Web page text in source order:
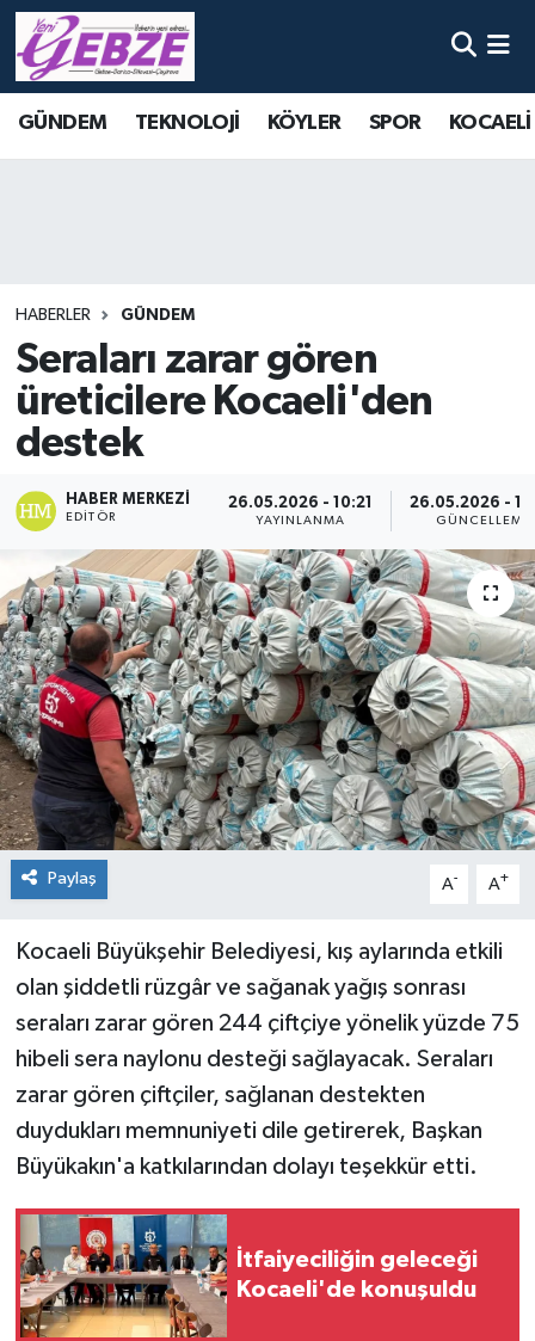
GÜNDEM TEKNOLOJİ KÖYLER SPOR
HABERLER GÜNDEM
Seraları zarar gören
üreticilere Kocaeli'den
destek
HABER MERKEZI
EDITÖR
26.05.2026 - 10:21
YAYINLANMA
26.05.2026 -
GÜNCELLEME
Paylaş A- A+
Kocaeli Büyükşehir Belediyesi, kış aylarında etkili
olan şiddetli rüzgâr ve sağanak yağış sonrası
seraları zarar gören 244 çiftçiye yönelik yüzde 75
hibeli sera naylonu desteği sağlayacak. Seraları
zarar gören çiftçiler, sağlanan destekten
duydukları memnuniyeti dile getirerek, Başkan
Büyükakın'a katkılarından dolayı teşekkür etti.
İtfaiyeciliğin geleceği
Kocaeli'de konuşuldu
Nöbetçi Eczaneler
Tüm Manşetler
Son Dakika Haberleri
Haber Arşivi